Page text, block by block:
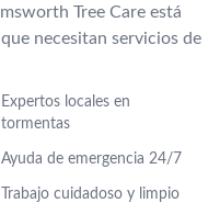
Tree Care está
necesitan servicios de
Expertos locales en
tormentas
Ayuda de emergencia 24/7
Trabajo cuidadoso y limpio